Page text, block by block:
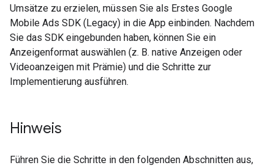
Umsätze zu erzielen, müssen Sie als Erstes Google
Mobile Ads SDK (Legacy) in die App einbinden. Nachdem
Sie das SDK eingebunden haben, können Sie ein
Anzeigenformat auswählen (z. B. native Anzeigen oder
Videoanzeigen mit Prämie) und die Schritte zur
Implementierung ausführen.
Hinweis
Führen Sie die Schritte in den folgenden Abschnitten aus,